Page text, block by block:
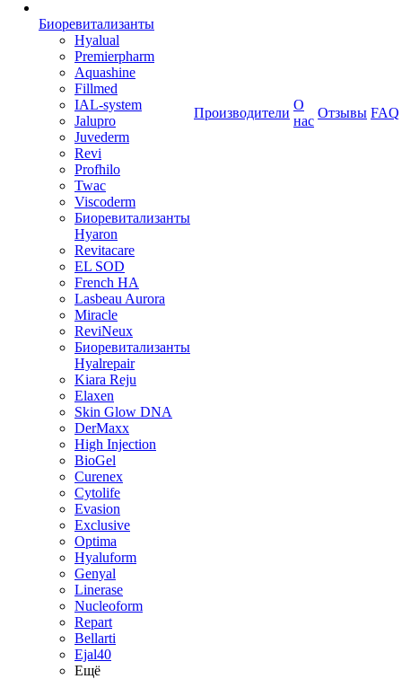
Биоревитализанты
Hyalual
Premierpharm
Aquashine
Fillmed
IAL-system
Jalupro
Juvederm
Revi
Profhilo
Twac
Viscoderm
Биоревитализанты
Hyaron
Revitacare
EL SOD
French HA
Lasbeau Aurora
Miracle
ReviNeux
Биоревитализанты
Hyalrepair
Kiara Reju
Elaxen
Skin Glow DNA
DerMaxx
High Injection
BioGel
Curenex
Cytolife
Evasion
Exclusive
Optima
Hyaluform
Genyal
Linerase
Nucleoform
Repart
Bellarti
Ejal40
Ещё
Производители
О
нас
Отзывы FAQ